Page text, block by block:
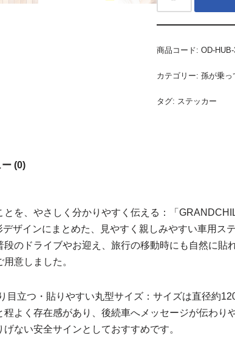
商品コード: OD-
カテゴリー: 孫が乗っ
タグ: ステッカー
(0)
とを、やさしく分かりやすく伝える：「
ザインにまとめた、見やすく親しみやすい車用ス
段のドライブやお迎え、旅行の移動時にも自然に貼
意しました。
目立つ・貼りやすい丸型サイズ：サイズは直径約
程よく存在感があり、後続車へメッセージが伝わり
ない安全サインとしておすすめです。